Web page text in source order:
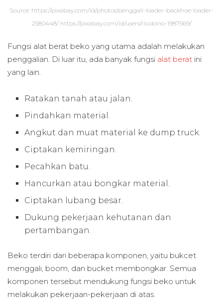
Source: https://pixabay.com/id/photos/penggali-loader-backhoe-loader-
2580448/ https://pixabay.com/id/users/ricobino-1987569/
Fungsi alat berat beko yang utama adalah melakukan
penggalian. Di luar itu, ada banyak fungsi alat berat ini
yang lain.
Ratakan tanah atau jalan.
Pindahkan material.
Angkut dan muat material ke dump truck.
Ciptakan kemiringan.
Pecahkan batu.
Hancurkan atau bongkar material.
Ciptakan lubang besar.
Dukung pekerjaan kehutanan dan
pertambangan.
Beko terdiri dari beberapa komponen, yaitu bukcet
menggali, boom, dan bucket membongkar. Semua
komponen tersebut mendukung fungsi beko untuk
melakukan pekerjaan-pekerjaan di atas.